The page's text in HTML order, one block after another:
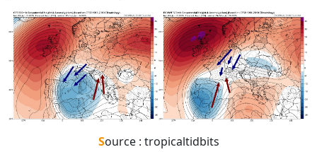
Source : tropicaltidbits